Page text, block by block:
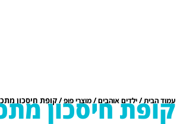
עמוד הבית/ילדים אוהבים/מוצרי פופ/ קופת חיסכון מתכת 12 ס"מ סמי